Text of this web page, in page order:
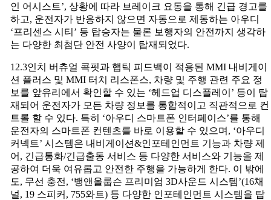
인 어시스트’, 상황에 따라 브레이크 요동을 통해 긴급 경고를
하고, 운전자가 반응하지 않으면 자동으로 제동하는 아우디
‘프리센스 시티’ 등 탑승자는 물론 보행자의 안전까지 생각하
는 다양한 최첨단 안전 사양이 탑재되었다.
12.3인치 버츄얼 콕핏과 햅틱 피드백이 적용된 MMI 내비게이
션 플러스 및 MMI 터치 리스폰스, 차량 및 주행 관련 주요 정
보를 앞유리에서 확인할 수 있는 ‘헤드업 디스플레이’ 등이 탑
재되어 운전자가 모든 차량 정보를 통합적이고 직관적으로 컨
트롤 할 수 있다. 특히 ‘아우디 스마트폰 인터페이스’를 통해
운전자의 스마트폰 컨텐츠를 바로 이용할 수 있으며, ‘아우디
커넥트’ 시스템은 내비게이션&인포테인먼트 기능과 차량 제
어, 긴급통화/긴급출동 서비스 등 다양한 서비스와 기능을 제
공하여 더욱 여유롭고 안전한 주행을 가능하게 한다. 이 밖에
도, 무선 충전, ‘뱅앤올룹슨 프리미엄 3D사운드 시스템’(16채
널, 19 스피커, 755와트) 등 다양한 인포테인먼트 시스템을 탑